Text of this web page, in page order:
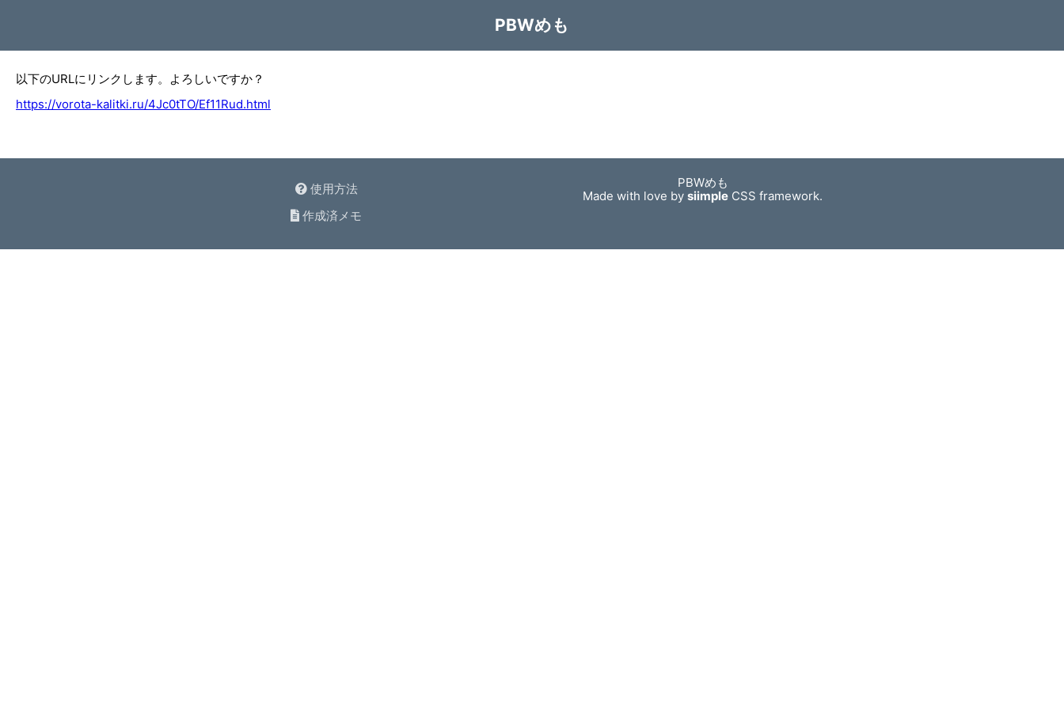
PBWめも
以下のURLにリンクします。よろしいですか？
https://vorota-kalitki.ru/4Jc0tTO/Ef11Rud.html
使用方法
作成済メモ
PBWめも
Made with love bysiimple CSS framework.